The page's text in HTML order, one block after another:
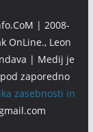
| 2008-
OnLine., Leon
| Medij je
zaporedno
zasebnosti in